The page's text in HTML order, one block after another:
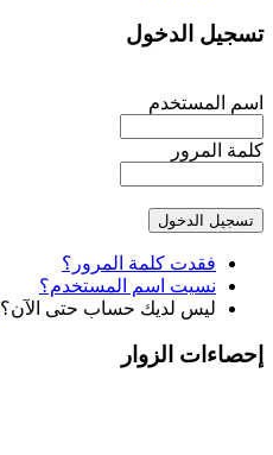
تسجيل الدخول
اسم المستخدم
كلمة المرور
فقدت كلمة المرور؟
نسيت اسم المستخدم؟
ليس لديك حساب حتى الآن؟
إحصاءات الزوار